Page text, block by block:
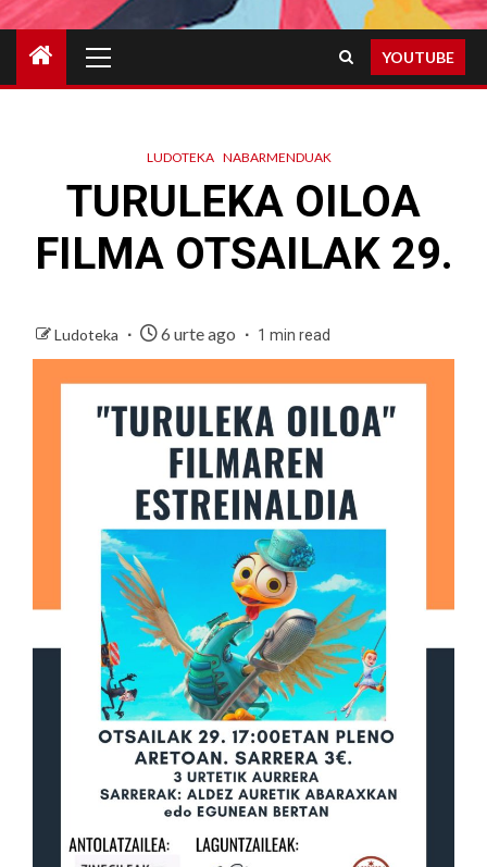
Menu
YOUTUBE
LUDOTEKA NABARMENDUAK
TURULEKA OILOA
FILMA OTSAILAK 29.
Ludoteka 6 urte ago 1 min read